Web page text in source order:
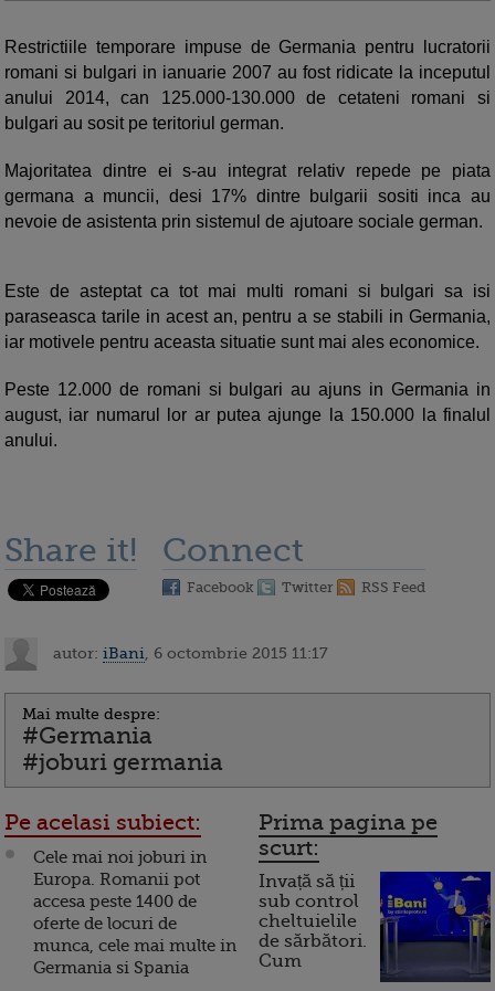
Restrictiile temporare impuse de Germania pentru lucratorii
romani si bulgari in ianuarie 2007 au fost ridicate la inceputul
anului 2014, can 125.000-130.000 de cetateni romani si
bulgari au sosit pe teritoriul german.
Majoritatea dintre ei s-au integrat relativ repede pe piata
germana a muncii, desi 17% dintre bulgarii sositi inca au
nevoie de asistenta prin sistemul de ajutoare sociale german.
Este de asteptat ca tot mai multi romani si bulgari sa isi
paraseasca tarile in acest an, pentru a se stabili in Germania,
iar motivele pentru aceasta situatie sunt mai ales economice.
Peste 12.000 de romani si bulgari au ajuns in Germania in
august, iar numarul lor ar putea ajunge la 150.000 la finalul
anului.
Share it! Connect
Facebook Twitter RSS Feed
autor: iBani , 6 octombrie 2015 11:17
Mai multe despre:
#Germania
#joburi germania
Pe acelasi subiect:
Cele mai noi joburi in
Europa. Romanii pot
accesa peste 1400 de
oferte de locuri de
munca, cele mai multe in
Germania si Spania
Prima pagina pe
scurt:
Invață să ții
sub control
cheltuielile
de sărbători.
Cum